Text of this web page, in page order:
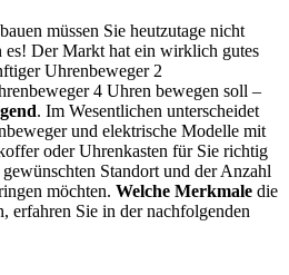
müssen Sie heutzutage nicht
es! Der Markt hat ein wirklich gutes
Uhrenbeweger 2
4 Uhren bewegen soll –
. Im Wesentlichen unterscheidet
und elektrische Modelle mit
oder Uhrenkasten für Sie richtig
Standort und der Anzahl
möchten. Welche Merkmale die
erfahren Sie in der nachfolgenden